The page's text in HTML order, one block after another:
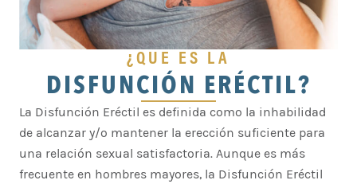
¿QUE ES LA
DISFUNCIÓN ERÉCTIL?
La Disfunción Eréctil es definida como la inhabilidad
de alcanzar y/o mantener la erección suficiente para
una relación sexual satisfactoria. Aunque es más
frecuente en hombres mayores, la Disfunción Eréctil